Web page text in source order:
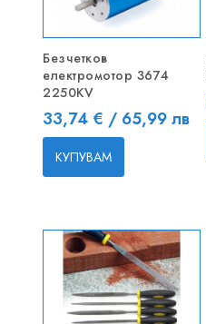
Безчетков
електромотор 3674
2250KV
Цена
33,74 € / 65,99 лв
КУПУВАМ